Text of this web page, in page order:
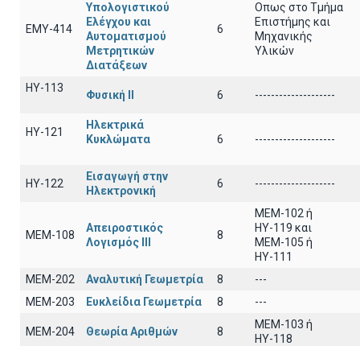
ΕΜΥ-414
Υπολογιστικού
Ελέγχου και
Αυτοματισμού
Μετρητικών
Διατάξεων
6
Οπως στο Τμήμα
Επιστήμης και
Μηχανικής
Υλικών
ΗΥ-113
Φυσική ΙΙ 6 --------------------
ΗΥ-121
Ηλεκτρικά
Κυκλώματα
6 --------------------
ΗΥ-122
Εισαγωγή στην
Ηλεκτρονική
6 --------------------
ΜΕΜ-108
Απειροστικός
Λογισμός ΙΙI
8
MEM-102 ή
ΗΥ-119 και
ΜΕΜ-105 ή
ΗΥ-111
ΜΕΜ-202
Αναλυτική Γεωμετρία 8
---
ΜΕΜ-203
Ευκλείδια Γεωμετρία 8 ---
ΜΕΜ-204 Θεωρία Αριθμών 8
ΜΕΜ-103 ή
ΗΥ-118